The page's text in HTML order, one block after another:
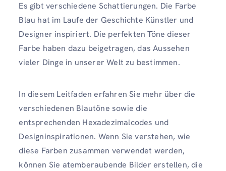
Es gibt verschiedene Schattierungen. Die Farbe
Blau hat im Laufe der Geschichte Künstler und
Designer inspiriert. Die perfekten Töne dieser
Farbe haben dazu beigetragen, das Aussehen
vieler Dinge in unserer Welt zu bestimmen.
In diesem Leitfaden erfahren Sie mehr über die
verschiedenen Blautöne sowie die
entsprechenden Hexadezimalcodes und
Designinspirationen. Wenn Sie verstehen, wie
diese Farben zusammen verwendet werden,
können Sie atemberaubende Bilder erstellen, die